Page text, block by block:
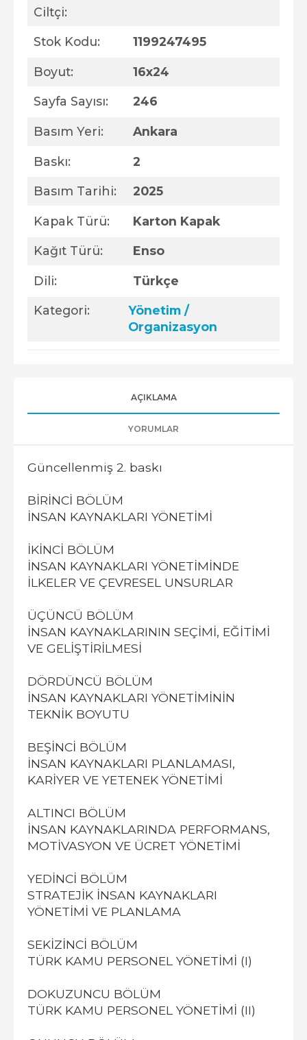
Ciltçi:
Stok Kodu: 1199247495
Boyut: 16x24
Sayfa Sayısı: 246
Basım Yeri: Ankara
Baskı: 2
Basım Tarihi: 2025
Kapak Türü: Karton Kapak
Kağıt Türü: Enso
Dili: Türkçe
Kategori:
Yönetim /
Organizasyon
AÇIKLAMA
YORUMLAR
Güncellenmiş 2. baskı
BİRİNCİ BÖLÜM
İNSAN KAYNAKLARI YÖNETİMİ
İKİNCİ BÖLÜM
İNSAN KAYNAKLARI YÖNETİMİNDE
İLKELER VE ÇEVRESEL UNSURLAR
ÜÇÜNCÜ BÖLÜM
İNSAN KAYNAKLARININ SEÇİMİ, EĞİTİMİ
VE GELİŞTİRİLMESİ
DÖRDÜNCÜ BÖLÜM
İNSAN KAYNAKLARI YÖNETİMİNİN
TEKNİK BOYUTU
BEŞİNCİ BÖLÜM
İNSAN KAYNAKLARI PLANLAMASI,
KARİYER VE YETENEK YÖNETİMİ
ALTINCI BÖLÜM
İNSAN KAYNAKLARINDA PERFORMANS,
MOTİVASYON VE ÜCRET YÖNETİMİ
YEDİNCİ BÖLÜM
STRATEJİK İNSAN KAYNAKLARI
YÖNETİMİ VE PLANLAMA
SEKİZİNCİ BÖLÜM
TÜRK KAMU PERSONEL YÖNETİMİ (I)
DOKUZUNCU BÖLÜM
TÜRK KAMU PERSONEL YÖNETİMİ (II)